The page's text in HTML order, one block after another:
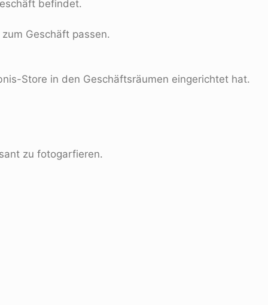
befindet.
Geschäft passen.
Store in den Geschäftsräumen eingerichtet hat.
zu fotogarfieren.